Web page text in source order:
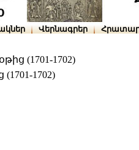
Վերնագրեր
(1701-1702)
1702)